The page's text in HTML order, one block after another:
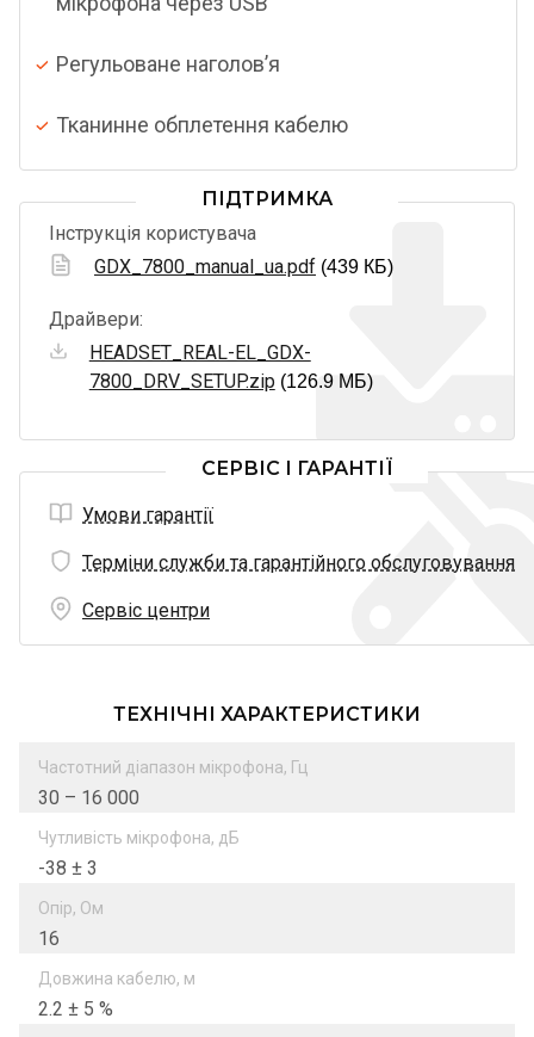
Регульоване наголов’я
Тканинне обплетення кабелю
ПІДТРИМКА
Інструкція користувача
GDX_7800_manual_ua.pdf (439 КБ)
Драйвери:
HEADSET_REAL-EL_GDX-
7800_DRV_SETUP.zip (126.9 МБ)
СЕРВІС І ГАРАНТІЇ
Умови гарантії
Терміни служби та гарантійного обслуговування
Сервіс центри
ТЕХНІЧНІ ХАРАКТЕРИСТИКИ
Частотний діапазон мікрофона, Гц
30 – 16 000
Чутливість мікрофона, дБ
-38 ± 3
Опір, Ом
16
Довжина кабелю, м
2.2 ± 5 %